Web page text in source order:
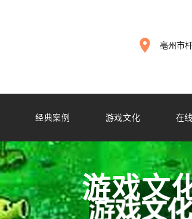
亳州市
经典案例 游戏文化 在
游戏文